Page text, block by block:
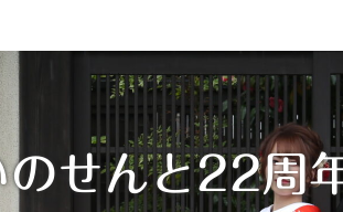
のせんと22周